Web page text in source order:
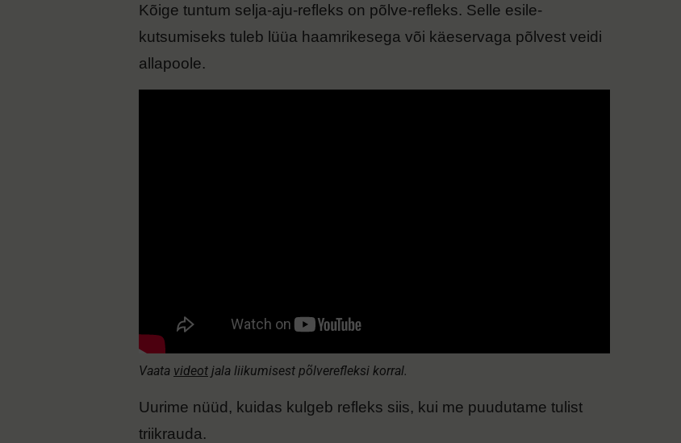
Kõige tuntum selja-aju-refleks on põlve-refleks. Selle esile­
kutsumiseks tuleb lüüa haamrikesega või käeservaga põlvest veidi
allapoole.
Vaata videotjala liikumisest põlverefleksi korral.
Uurime nüüd, kuidas kulgeb refleks siis, kui me puudutame tulist
triikrauda.